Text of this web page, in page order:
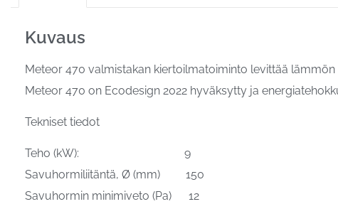
Kuvaus
Meteor 470 valmistakan kiertoilmatoiminto levittää
Meteor 470 on Ecodesign 2022 hyväksytty ja
Tekniset tiedot
Teho (kW): 9
Savuhormiliitäntä, Ø (mm) 150
Savuhormin minimiveto (Pa) 12